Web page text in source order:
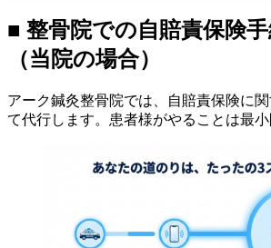
■ 整骨院での自賠責保険
（当院の場合）
アーク鍼灸整骨院では、自賠責保険に
て代行します。患者様がやることは最小